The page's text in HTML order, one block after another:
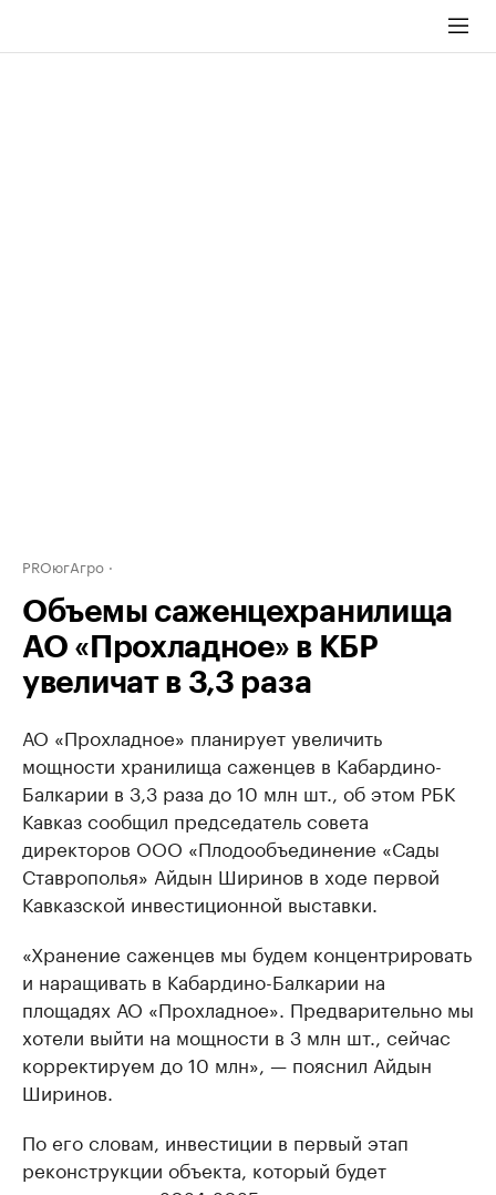
PROюгАгро
Объемы саженцехранилища
АО «Прохладное» в КБР
увеличат в 3,3 раза
АО «Прохладное» планирует увеличить
мощности хранилища саженцев в Кабардино-
Балкарии в 3,3 раза до 10 млн шт., об этом РБК
Кавказ сообщил председатель совета
директоров ООО «Плодообъединение «Сады
Ставрополья» Айдын Ширинов в ходе первой
Кавказской инвестиционной выставки.
«Хранение саженцев мы будем концентрировать
и наращивать в Кабардино-Балкарии на
площадях АО «Прохладное». Предварительно мы
хотели выйти на мощности в 3 млн шт., сейчас
корректируем до 10 млн», — пояснил Айдын
Ширинов.
По его словам, инвестиции в первый этап
реконструкции объекта, который будет